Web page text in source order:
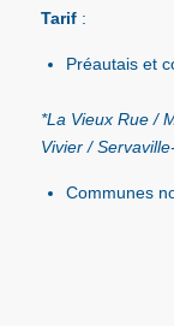
Tarif:
Préautais et
*La Vieux Rue /
Vivier /
Communes